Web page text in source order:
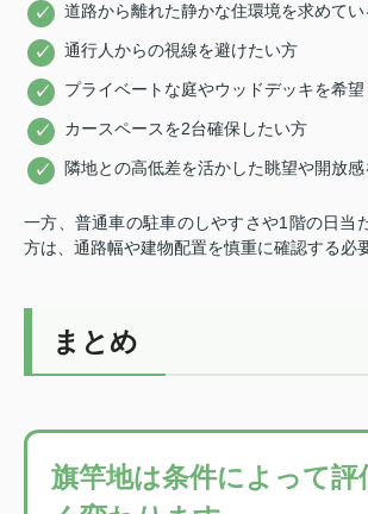
道路から離れた静かな住環境を求めてい
通行人からの視線を避けたい方
プライベートな庭やウッドデッキを希
カースペースを2台確保したい方
隣地との高低差を活かした眺望や開放
一方、普通車の駐車のしやすさや1階の日当
方は、通路幅や建物配置を慎重に確認する必
まとめ
旗竿地は条件によって評